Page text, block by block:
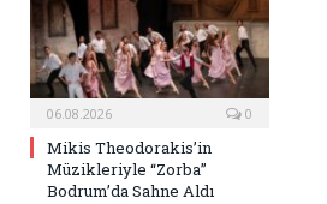
06.08.2026 0
Mikis Theodorakis’in
Müzikleriyle “Zorba”
Bodrum’da Sahne Aldı